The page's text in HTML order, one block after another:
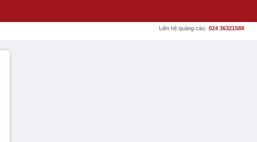
Liên hệ quảng cáo: 024 36321588